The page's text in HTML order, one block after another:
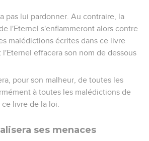
pas lui pardonner. Au contraire, la
l'Eternel s'enflammeront alors contre
malédictions écrites dans ce livre
effacera son nom de dessous
pour son malheur, de toutes les
à toutes les malédictions de
livre de la loi.
ses menaces